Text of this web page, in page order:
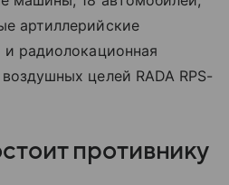
артиллерийские
и радиолокационная
целей RADA RPS-
противнику